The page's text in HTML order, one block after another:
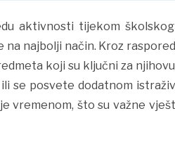
aktivnosti tijekom školskog
najbolji način. Kroz
koji su ključni za njihovu
se posvete dodatnom
vremenom, što su važne